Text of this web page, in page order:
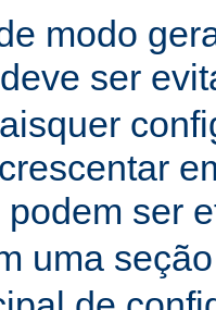
modo
deve ser
podem ser
uma